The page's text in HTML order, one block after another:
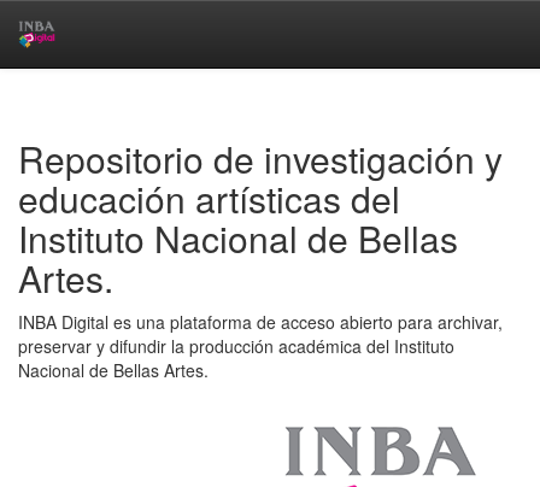
Repositorio de investigación y
educación artísticas del
Instituto Nacional de Bellas
Artes.
INBA Digital es una plataforma de acceso abierto para archivar,
preservar y difundir la producción académica del Instituto
Nacional de Bellas Artes.